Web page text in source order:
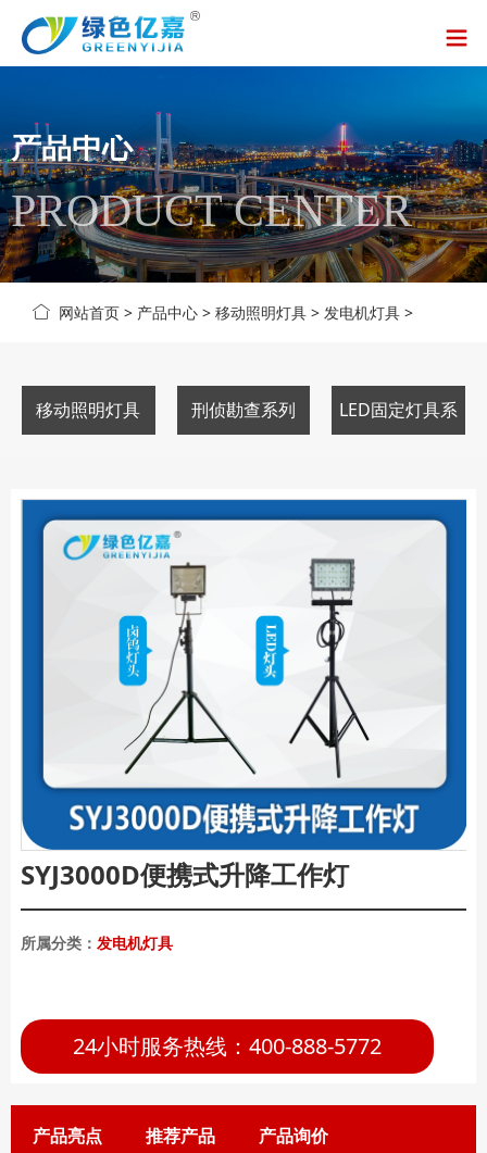
产品中心
PRODUCT CENTER
网站首页 > 产品中心 > 移动照明灯具 > 发电机灯具 >
移动照明灯具 刑侦勘查系列 LED固定灯具系
SYJ3000D便携式升降工作灯
所属分类： 发电机灯具
24小时服务热线：400-888-5772
产品亮点 推荐产品 产品询价